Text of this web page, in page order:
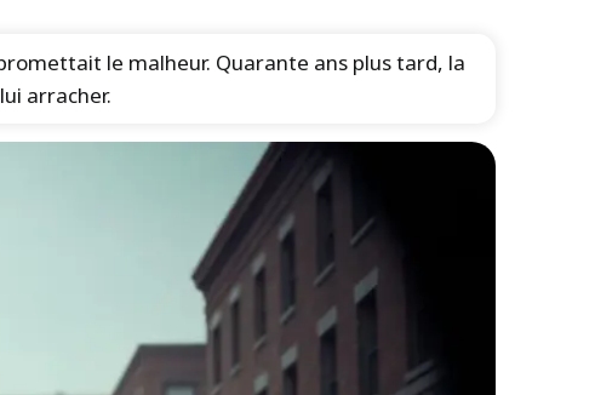
le malheur. Quarante ans plus tard, la
arracher.